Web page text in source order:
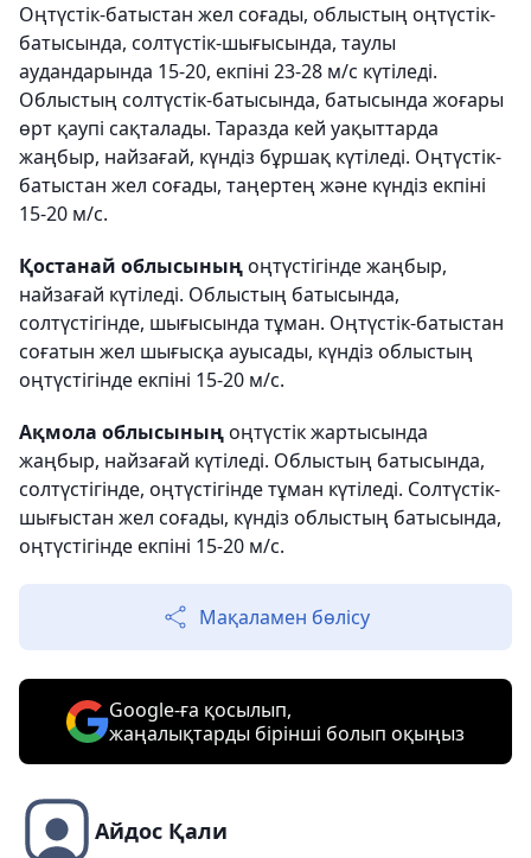
Оңтүстік-батыстан жел соғады, облыстың оңтүстік-
батысында, солтүстік-шығысында, таулы
аудандарында 15-20, екпіні 23-28 м/с күтіледі.
Облыстың солтүстік-батысында, батысында жоғары
өрт қаупі сақталады. Таразда кей уақыттарда
жаңбыр, найзағай, күндіз бұршақ күтіледі. Оңтүстік-
батыстан жел соғады, таңертең және күндіз екпіні
15-20 м/с.
Қостанай облысыныңоңтүстігінде жаңбыр,
найзағай күтіледі. Облыстың батысында,
солтүстігінде, шығысында тұман. Оңтүстік-батыстан
соғатын жел шығысқа ауысады, күндіз облыстың
оңтүстігінде екпіні 15-20 м/с.
Ақмола облысыныңоңтүстік жартысында
жаңбыр, найзағай күтіледі. Облыстың батысында,
солтүстігінде, оңтүстігінде тұман күтіледі. Солтүстік-
шығыстан жел соғады, күндіз облыстың батысында,
оңтүстігінде екпіні 15-20 м/с.
Мақаламен бөлісу
Google-ға қосылып,
жаңалықтарды бірінші болып оқыңыз
Айдос Қали